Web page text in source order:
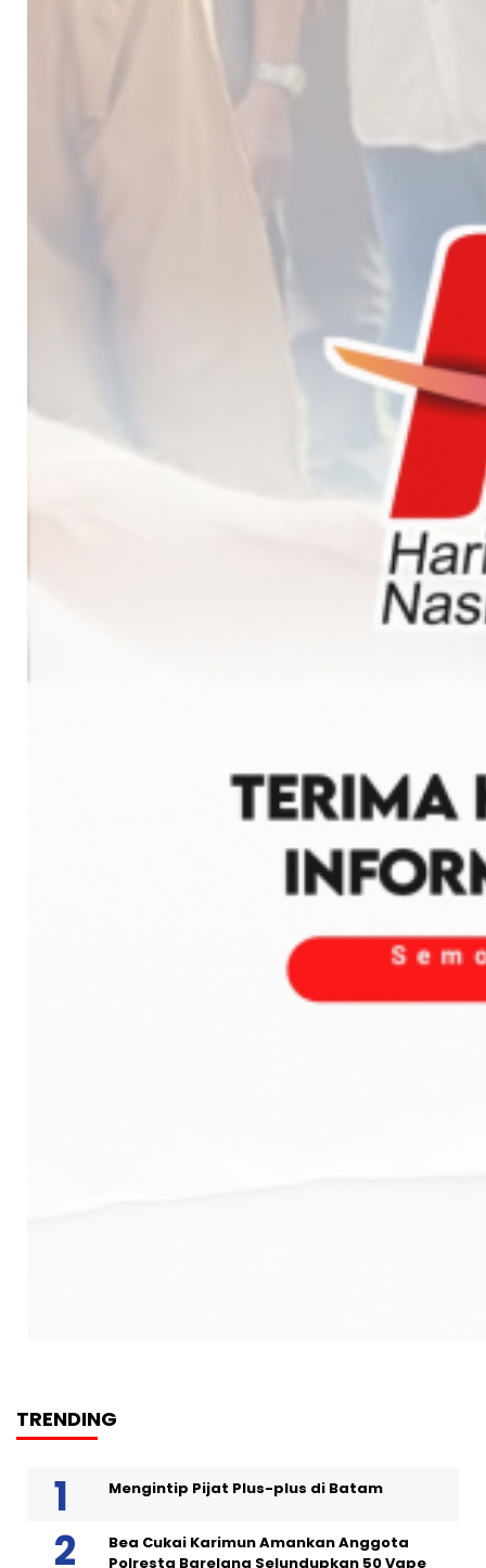
TRENDING
Mengintip Pijat Plus-plus di Batam
Bea Cukai Karimun Amankan Anggota
Polresta Barelang Selundupkan 50 Vape